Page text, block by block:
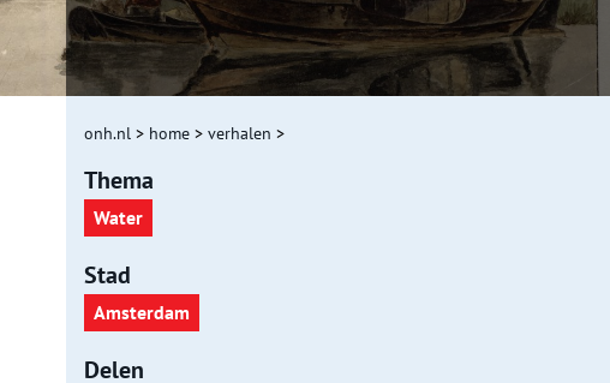
onh.nl > home > verhalen >
Thema
Water
Stad
Amsterdam
Delen